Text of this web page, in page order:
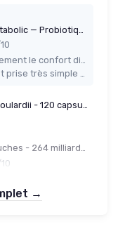
Fair & Pure® - Saccharomyces boulardii - 120 capsules - 6,4 milliards de levures probiotiques sous forme de DRcaps (Lot de 2) 120 unité (Lot de 2)
Biprotics 30 Souches - 264 milliards d'UFC - 60 gélules
/10
→